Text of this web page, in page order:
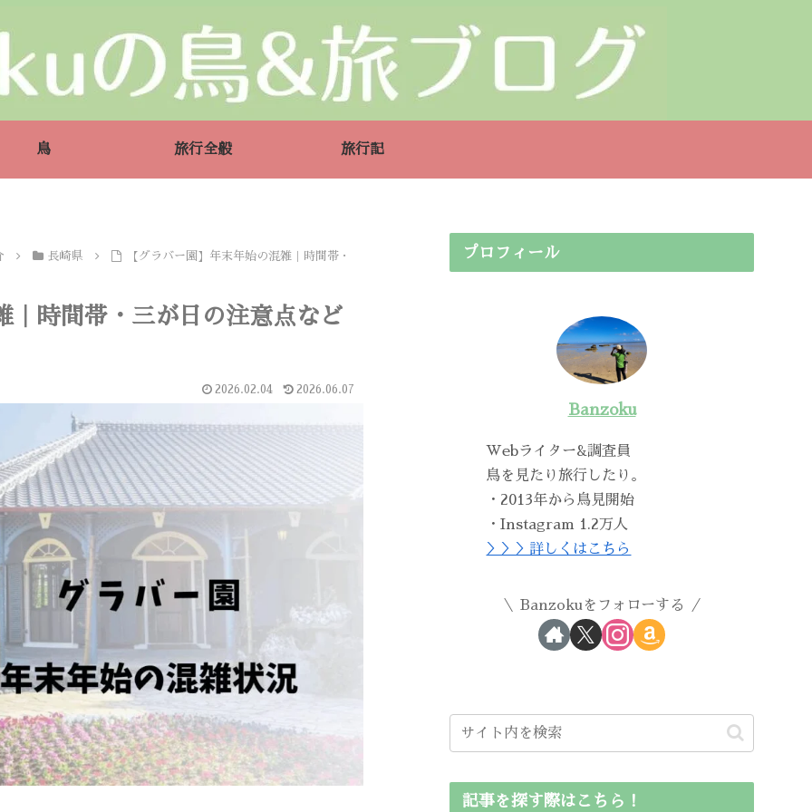
鳥 旅行全般 旅行記
長崎県 【グラバー園】年末年始の混雑｜時間帯・
｜時間帯・三が日の注意点など
2026.02.04 2026.06.07
プロフィール
Banzoku
Webライター&調査員
鳥を見たり旅行したり。
・2013年から鳥見開始
・Instagram 1.2万人
＞＞＞詳しくはこちら
Banzokuをフォローする
記事を探す際はこちら！